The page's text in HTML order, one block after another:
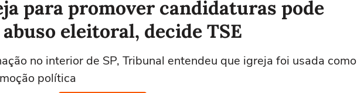
para promover candidaturas pode
eleitoral, decide TSE
no interior de SP, Tribunal entendeu que igreja foi usada como
política